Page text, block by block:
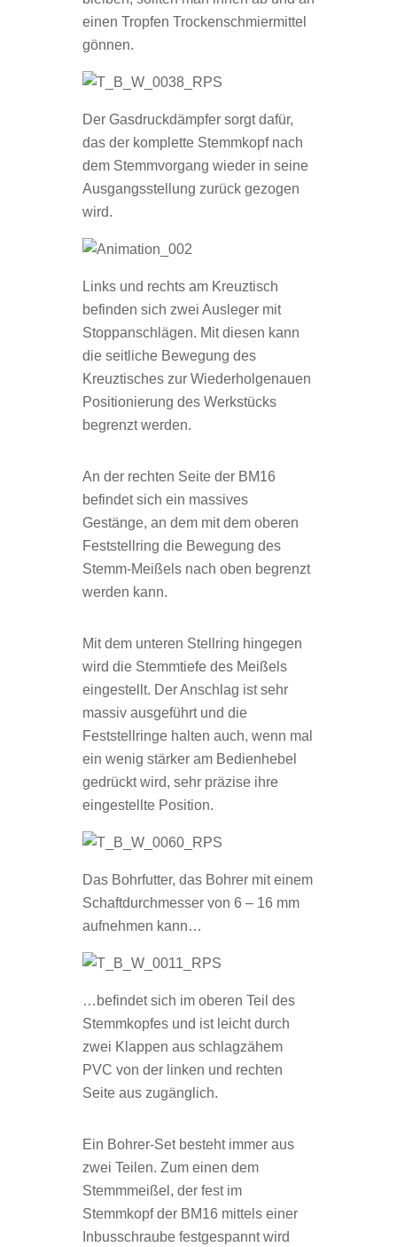
einen Tropfen Trockenschmiermittel
gönnen.
Der Gasdruckdämpfer sorgt dafür,
das der komplette Stemmkopf nach
dem Stemmvorgang wieder in seine
Ausgangsstellung zurück gezogen
wird.
Links und rechts am Kreuztisch
befinden sich zwei Ausleger mit
Stoppanschlägen. Mit diesen kann
die seitliche Bewegung des
Kreuztisches zur Wiederholgenauen
Positionierung des Werkstücks
begrenzt werden.
An der rechten Seite der BM16
befindet sich ein massives
Gestänge, an dem mit dem oberen
Feststellring die Bewegung des
Stemm-Meißels nach oben begrenzt
werden kann.
Mit dem unteren Stellring hingegen
wird die Stemmtiefe des Meißels
eingestellt. Der Anschlag ist sehr
massiv ausgeführt und die
Feststellringe halten auch, wenn mal
ein wenig stärker am Bedienhebel
gedrückt wird, sehr präzise ihre
eingestellte Position.
Das Bohrfutter, das Bohrer mit einem
Schaftdurchmesser von 6 – 16 mm
aufnehmen kann…
…befindet sich im oberen Teil des
Stemmkopfes und ist leicht durch
zwei Klappen aus schlagzähem
PVC von der linken und rechten
Seite aus zugänglich.
Ein Bohrer-Set besteht immer aus
zwei Teilen. Zum einen dem
Stemmmeißel, der fest im
Stemmkopf der BM16 mittels einer
Inbusschraube festgespannt wird